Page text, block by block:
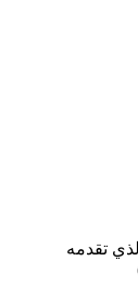
تقدمه